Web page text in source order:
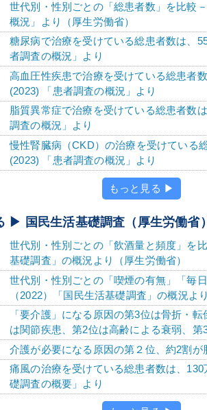
世代別・性別ごとの「総患者数」を比較
概況」より（厚生労働省）
糖尿病で治療を受けている総患者数は
者調査の概況」より
高血圧性疾患で治療を受けている総患者
(2023) 「患者調査の概況」より
脂質異常症で治療を受けている総患者数
調査の概況」より
慢性腎臓病（CKD）の治療を受けてい
(2023) 「患者調査の概況」より
もっと見る ▶
▶ 国民生活基礎調査（厚生労働省
世代別・性別ごとの「飲酒量と頻度」を
基礎調査」の概況より（厚生労働省）
世代別・性別ごとの「喫煙の有無」「毎
（2022）「国民生活基礎調査」の概況よ
「要介護」になる原因の第3位は骨折・
は関節疾患、第2位は高齢による衰弱、第
介護が必要になる原因の第２位、約2割
痛風の治療を受けている総患者数は、
礎調査の概要」より